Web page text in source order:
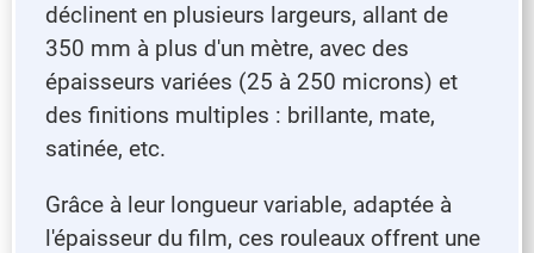
déclinent en plusieurs largeurs, allant de
350 mm à plus d'un mètre, avec des
épaisseurs variées (25 à 250 microns) et
des finitions multiples : brillante, mate,
satinée, etc.
Grâce à leur longueur variable, adaptée à
l'épaisseur du film, ces rouleaux offrent une